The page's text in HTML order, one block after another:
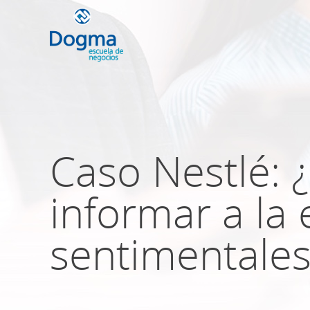
Caso Nestlé:
informar a la
próximos
NO DOMICILIADOS